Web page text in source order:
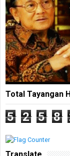
Total Tayangan
5 2 5 8